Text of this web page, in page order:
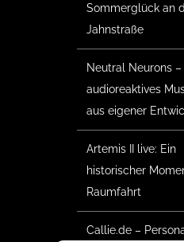
Sommerglück an
Jahnstraße
Neutral Neurons –
audioreaktives
aus eigener
Artemis II live: Ein
historischer
Raumfahrt
Callie.de –